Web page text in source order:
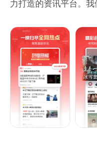
力打造的资讯平台。
品质的资讯内容与服务
【核心功能】
突发新闻抢鲜：来自
体察。我们提供快速
击事件现场。
全球大势直击：根植